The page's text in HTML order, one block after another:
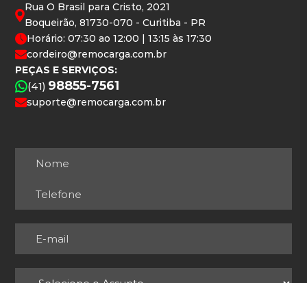
Rua O Brasil para Cristo, 2021
Boqueirão, 81730-070 - Curitiba - PR
Horário: 07:30 ao 12:00 | 13:15 às 17:30
cordeiro@remocarga.com.br
PEÇAS E SERVIÇOS:
(41) 98855-7561
suporte@remocarga.com.br